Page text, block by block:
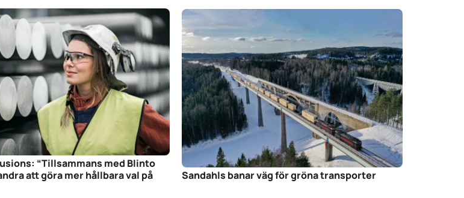
“Tillsammans med Blinto
att göra mer hållbara val på
Sandahls banar väg för gröna transporter